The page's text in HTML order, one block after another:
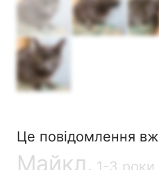
Це повідомлення
Майкл,